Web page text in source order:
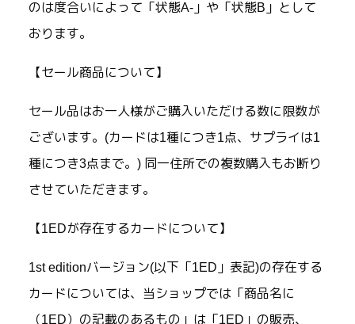
のは度合いによって「状態A-」や「状態B」として
おります。
【セール商品について】
セール品はお一人様がご購入いただける数に限数が
ございます。(カードは1種につき1点、サプライは1
種につき3点まで。) 同一住所での複数購入もお断り
させていただきます。
【1EDが存在するカードについて】
1st editionバージョン(以下「1ED」表記)の存在する
カードについては、当ショップでは「商品名に
（1ED）の記載のあるもの」は「1ED」の販売、